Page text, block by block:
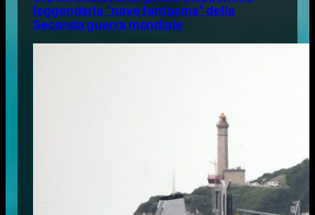
leggendaria “nave fantasma” della
Seconda guerra mondiale